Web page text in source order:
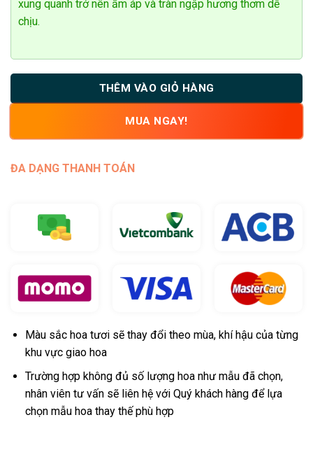
xung quanh trở nên ấm áp và tràn ngập hương thơm dễ
chịu.
THÊM VÀO GIỎ HÀNG
MUA NGAY!
ĐA DẠNG THANH TOÁN
Màu sắc hoa tươi sẽ thay đổi theo mùa, khí hậu của từng
khu vực giao hoa
Trường hợp không đủ số lượng hoa như mẫu đã chọn,
nhân viên tư vấn sẽ liên hệ với Quý khách hàng để lựa
chọn mẫu hoa thay thế phù hợp